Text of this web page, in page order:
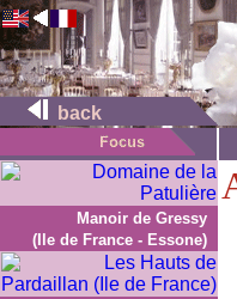
back
Manoir de Gressy
(Ile de France - Essone)